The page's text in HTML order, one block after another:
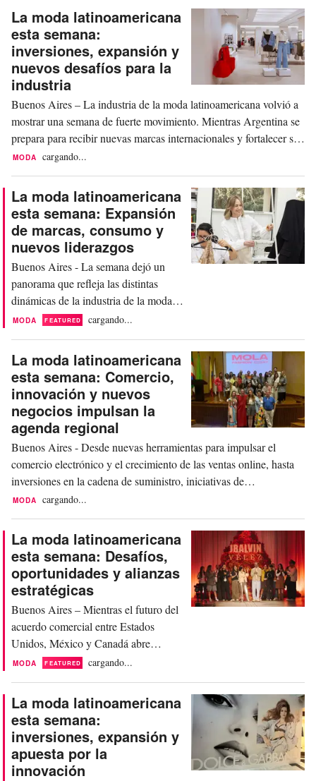
como proveedor de las cadenas globales...
La moda latinoamericana
esta semana:
inversiones, expansión y
nuevos desafíos para la
industria
Buenos Aires – La industria de la moda latinoamericana volvió a
mostrar una semana de fuerte movimiento. Mientras Argentina se
prepara para recibir nuevas marcas internacionales y fortalecer su
oferta comercial, Chile consolida iniciativas vinculadas a la
oportunidades para los diseñadores...
MODA cargando...
La moda latinoamericana
esta semana: Expansión
de marcas, consumo y
nuevos liderazgos
Buenos Aires - La semana dejó un
panorama que refleja las distintas
dinámicas de la industria de la moda
en la región. Colombia reforzó su
como Embajadora honorífica de la
Moda, la Creatividad y la Identidad.
Por su parte, la firma peruana AYNI
fue elegida para cerrar...
MODA FEATURED cargando...
La moda latinoamericana
esta semana: Comercio,
innovación y nuevos
negocios impulsan la
agenda regional
Buenos Aires - Desde nuevas herramientas para impulsar el
comercio electrónico y el crecimiento de las ventas online, hasta
inversiones en la cadena de suministro, iniciativas de
sostenibilidad que toman cada vez más fuerza y planes de
movimientos más relevantes de la semana. Estas fueron...
MODA cargando...
La moda latinoamericana
esta semana: Desafíos,
oportunidades y alianzas
estratégicas
Buenos Aires – Mientras el futuro del
acuerdo comercial entre Estados
Unidos, México y Canadá abre
interrogantes para la industria textil de
integrar creatividad, cultura y
negocios. Al mismo tiempo, nuevas
alianzas fortalecen la proyección
internacional del talento...
MODA FEATURED cargando...
La moda latinoamericana
esta semana:
inversiones, expansión y
apuesta por la
innovación